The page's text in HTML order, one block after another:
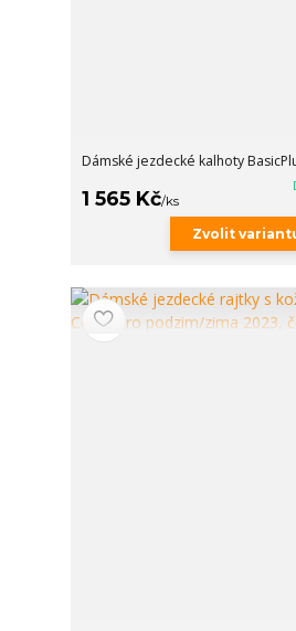
Dámské jezdecké kalhoty
1 565 Kč/ks
Zvolit